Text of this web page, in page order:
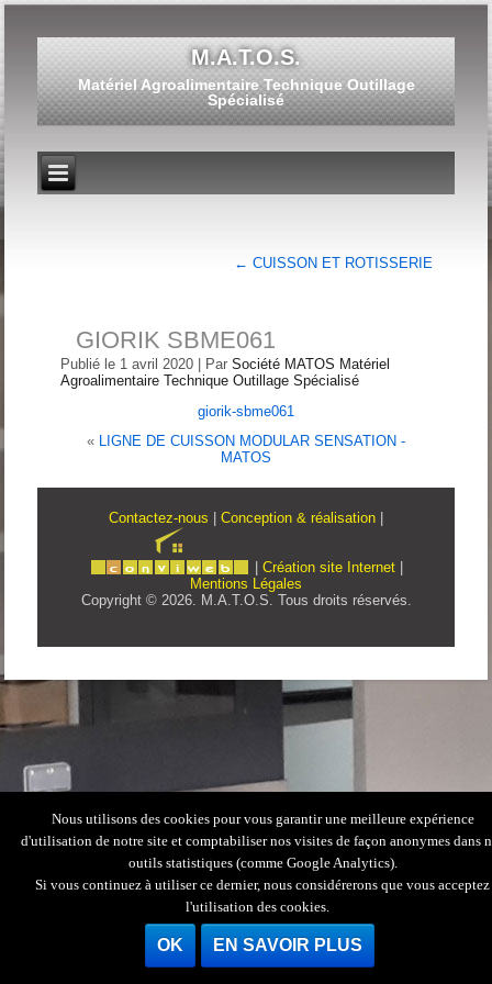
M.A.T.O.S.
Matériel Agroalimentaire Technique Outillage
Spécialisé
← CUISSON ET ROTISSERIE
GIORIK SBME061
Publié le 1 avril 2020 Par Société MATOS Matériel
Agroalimentaire Technique Outillage Spécialisé
giorik-sbme061
« LIGNE DE CUISSON MODULAR SENSATION -
MATOS
Contactez-nous Conception & réalisation
Création site Internet
Mentions Légales
Copyright © 2026. M.A.T.O.S. Tous droits réservés.
Nous utilisons des cookies pour vous garantir une meilleure expérience
d'utilisation de notre site et comptabiliser nos visites de façon anonymes dans
outils statistiques (comme Google Analytics).
Si vous continuez à utiliser ce dernier, nous considérerons que vous acceptez
l'utilisation des cookies.
OK EN SAVOIR PLUS